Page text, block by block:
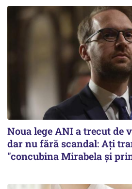
Noua lege ANI a trecut de
dar nu fără scandal: Ați
"concubina Mirabela şi